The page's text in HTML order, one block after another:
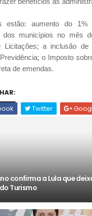
estão: aumento do
dos municípios no mês
Licitações; a inclusão de
o Imposto
de emendas.
Twitter
confirma a Lula que
Turismo